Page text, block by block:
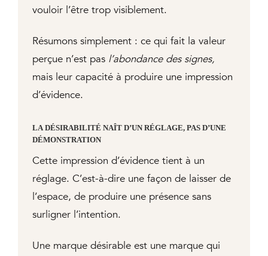
vouloir l’être trop visiblement.
Résumons simplement : ce qui fait la valeur
perçue n’est pas l’abondance des signes,
mais leur capacité à produire une impression
d’évidence.
LA DÉSIRABILITÉ NAÎT D’UN RÉGLAGE, PAS D’UNE
DÉMONSTRATION
Cette impression d’évidence tient à un
réglage. C’est-à-dire une façon de laisser de
l’espace, de produire une présence sans
surligner l’intention.
Une marque désirable est une marque qui